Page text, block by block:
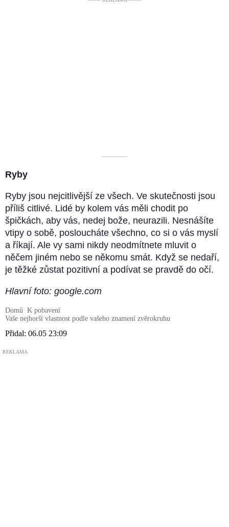
––––––––––
Ryby
Ryby jsou nejcitlivější ze všech. Ve skutečnosti jsou
příliš citlivé. Lidé by kolem vás měli chodit po
špičkách, aby vás, nedej bože, neurazili. Nesnášíte
vtipy o sobě, posloucháte všechno, co si o vás myslí
a říkají. Ale vy sami nikdy neodmítnete mluvit o
něčem jiném nebo se někomu smát. Když se nedaří,
je těžké zůstat pozitivní a podívat se pravdě do očí.
Hlavní foto: google.com
Domů K pobavení
Vaše nejhorší vlastnost podle vašeho znamení zvěrokruhu
Přidal: 06.05 23:09
REKLAMA